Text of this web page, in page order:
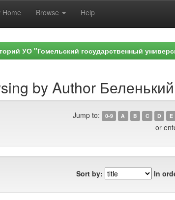
Home Browse Help
УО "Гомельский государственный
by Author
Jump to: 0-9 A B C D E
or
Sort by: In